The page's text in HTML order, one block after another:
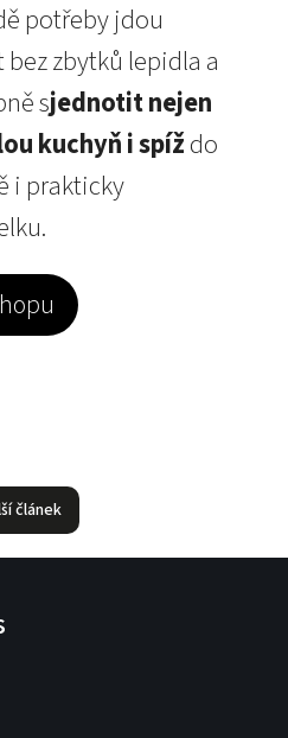
potřeby jdou
zbytků lepidla a
sjednotit nejen
kuchyň i spíždo
i prakticky
článek